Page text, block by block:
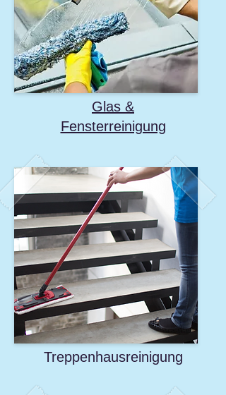
Glas &
Fensterreinigung
Treppenhausreinigung